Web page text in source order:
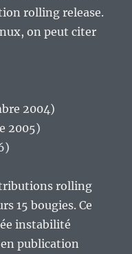
rolling release.
on peut citer
2004)
2005)
rolling
15 bougies. Ce
instabilité
publication